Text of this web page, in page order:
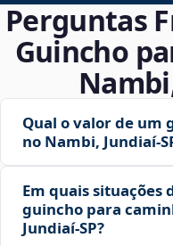
Perguntas
Guincho
Qual o valor de um
no Nambi,
Em quais situações
guincho para
Jundiaí‑SP?